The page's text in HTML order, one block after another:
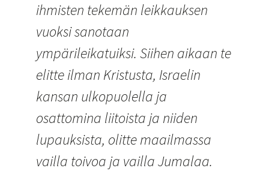
ihmisten tekemän leikkauksen
vuoksi sanotaan
ympärileikatuiksi. Siihen aikaan te
elitte ilman Kristusta, Israelin
kansan ulkopuolella ja
osattomina liitoista ja niiden
lupauksista, olitte maailmassa
vailla toivoa ja vailla Jumalaa.